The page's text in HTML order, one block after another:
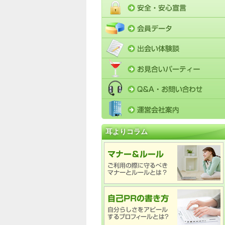
耳よりコラム